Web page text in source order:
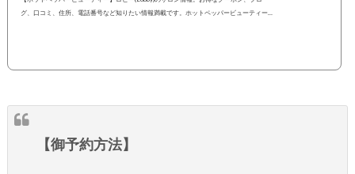
グ、口コミ、住所、電話番号など知りたい情報満載です。ホットペッパービューティー
【御予約方法】